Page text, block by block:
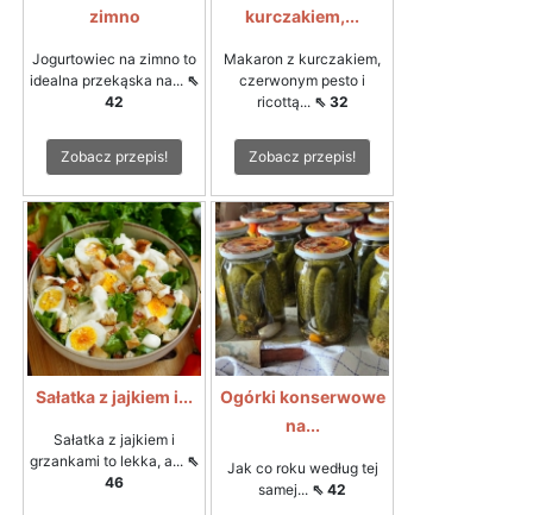
zimno
Jogurtowiec na zimno to
idealna przekąska na... ⇖
42
Zobacz przepis!
kurczakiem,...
Makaron z kurczakiem,
czerwonym pesto i
ricottą... ⇖ 32
Zobacz przepis!
Sałatka z jajkiem i...
Sałatka z jajkiem i
grzankami to lekka, a... ⇖
46
Ogórki konserwowe
na...
Jak co roku według tej
samej... ⇖ 42